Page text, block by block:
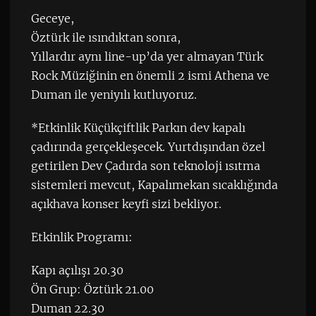
Geceye,
Öztürk ile ısındıktan sonra,
Yıllardır aynı line-up’da yer almayan Türk
Rock Müziğinin en önemli 2 ismi Athena ve
Duman ile yeniyılı kutluyoruz.
*Etkinlik Küçükçiftlik Parkın dev kapalı
çadırında gerçekleşecek. Yurtdışından özel
getirilen Dev Çadırda son teknoloji ısıtma
sistemleri mevcut, Kapalımekan sıcaklığında
açıkhava konser keyfi sizi bekliyor.
Etkinlik Programı:
Kapı açılışı 20.30
Ön Grup: Öztürk 21.00
Duman 22.30